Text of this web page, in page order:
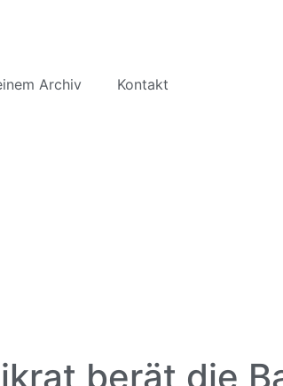
Archiv Kontakt
berät die